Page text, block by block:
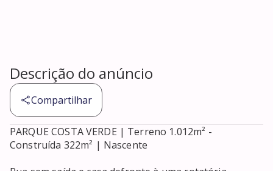
Descrição do anúncio
Compartilhar
PARQUE COSTA VERDE | Terreno 1.012m² -
Construída 322m² | Nascente